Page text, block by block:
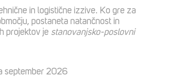
in logistične izzive. Ko gre za
postaneta natančnost in
projektov je stanovanjsko-poslovni
september 2026